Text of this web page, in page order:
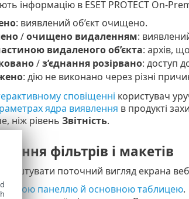
інформацію в ESET PROTECT On-Prem
: виявлений об’єкт очищено.
/очищено видаленням:
видаленого об’єкта: архів,
/з’єднання розірвано: доступ
: дію не виконано через різні
сповіщенні користувач
ядра виявлення в продукті
ніж рівень Звітність.
фільтрів і макетів
поточний вигляд екрана
бічною панеллю й основною таблицею.